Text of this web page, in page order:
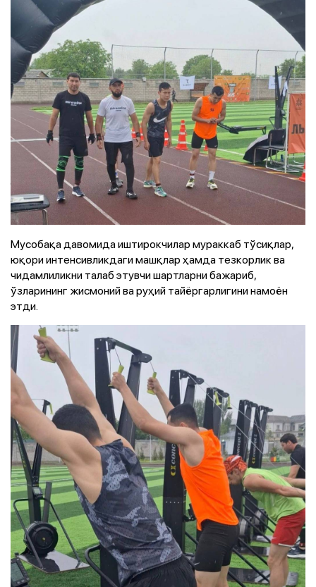
Мусобақа давомида иштирокчилар мураккаб тўсиқлар,
юқори интенсивликдаги машқлар ҳамда тезкорлик ва
чидамлиликни талаб этувчи шартларни бажариб,
ўзларининг жисмоний ва руҳий тайёргарлигини намоён
этди.